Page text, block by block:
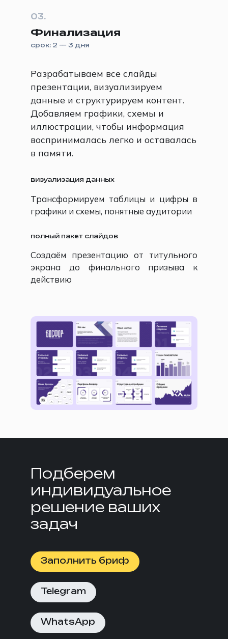
03.
Финализация
срок: 2 — 3 дня
Разрабатываем все слайды
презентации, визуализируем
данные и структурируем контент.
Добавляем графики, схемы и
иллюстрации, чтобы информация
воспринималась легко и оставалась
в памяти.
визуализация данных
Трансформируем таблицы и цифры в
графики и схемы, понятные аудитории
полный пакет слайдов
Создаём презентацию от титульного
экрана до финального призыва к
действию
Подберем
индивидуальное
решение ваших
задач
Заполнить бриф
Telegram
WhatsApp